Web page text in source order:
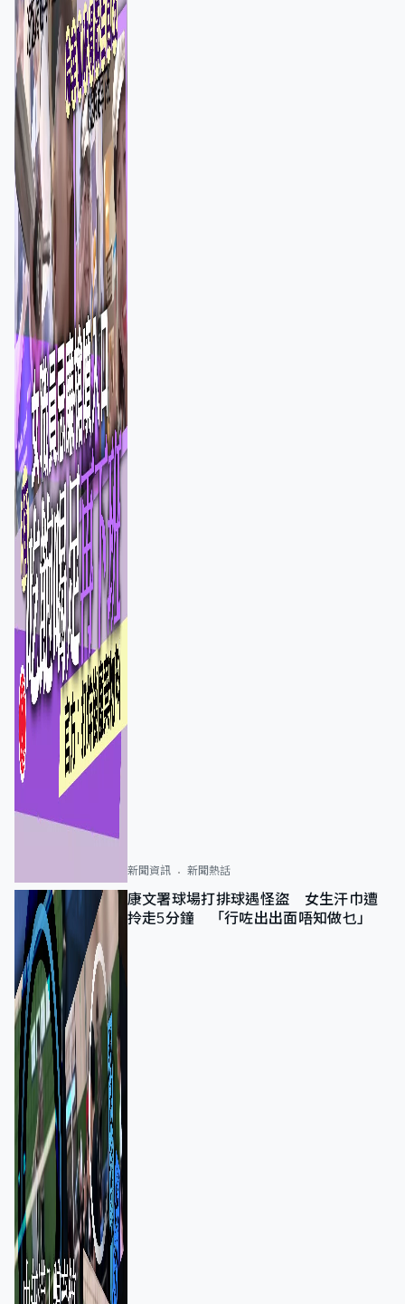
新聞資訊 新聞熱話
康文署球場打排球遇怪盜 女生汗巾遭
拎走5分鐘 「行咗出出面唔知做乜」